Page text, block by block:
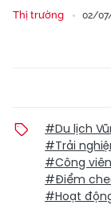
Thị trường 02/
#Du lịch
#Trải
#Công
#Điểm
#Hoạt